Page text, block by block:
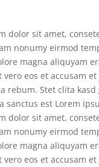
dolor sit amet,
nonumy eirmod
magna aliquyam
vero eos et accusam
rebum. Stet clita
sanctus est Lorem
dolor sit amet,
nonumy eirmod
magna aliquyam
vero eos et accusam